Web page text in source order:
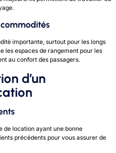
importante, surtout pour les longs
les espaces de rangement pour les
au confort des passagers.
d’un
de location ayant une bonne
précédents pour vous assurer de